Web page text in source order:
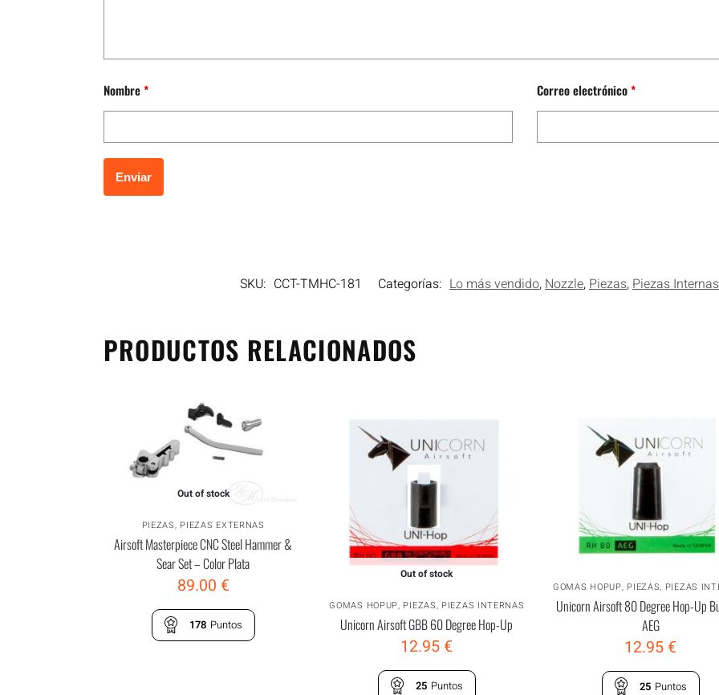
Nombre* Correo electrónico*
SKU: CCT-TMHC-181 Categorías: Lo más vendido,Nozzle,Piezas,Piezas Internas
PRODUCTOS RELACIONADOS
Out of stock
PIEZAS, PIEZAS EXTERNAS
Airsoft Masterpiece CNC Steel Hammer &
Sear Set – Color Plata
89.00 €
178 Puntos
Out of stock
GOMAS HOPUP, PIEZAS, PIEZAS INTERNAS
Unicorn Airsoft GBB 60 Degree Hop-Up
12.95 €
25 Puntos
GOMAS HOPUP, PIEZAS, PIEZAS
Unicorn Airsoft 80 Degree Hop-Up
AEG
12.95 €
25 Puntos